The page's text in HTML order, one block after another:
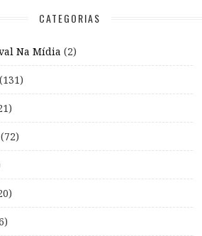
CATEGORIAS
Na Mídia (2)
(131)
(72)